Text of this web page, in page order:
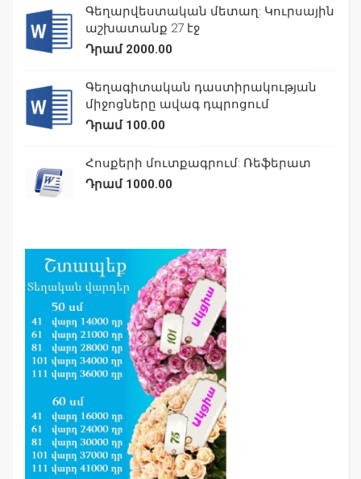
Գեղարվեստական մետաղ: Կուրսային
աշխատանք 27 էջ
Դրամ 2000.00
Գեղագիտական դաստիրակության
միջոցները ավագ դպրոցում
Դրամ 100.00
Հոսքերի մուտքագրում: Ռեֆերատ
Դրամ 1000.00